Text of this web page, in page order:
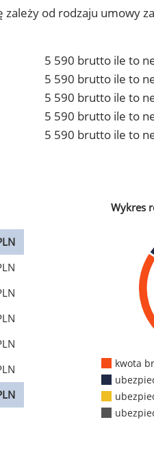
od rodzaju umowy
5 590 brutto ile to
5 590 brutto ile to
5 590 brutto ile to
5 590 brutto ile to
5 590 brutto ile to
Wykres
kwota